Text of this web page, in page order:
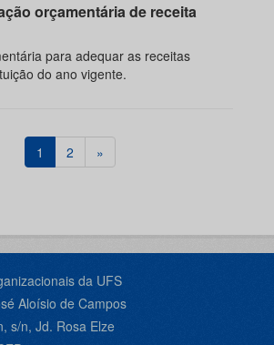
orçamentária de receita
para adequar as receitas
do ano vigente.
1 2 »
da UFS
Aloísio de Campos
s/n, Jd. Rosa Elze